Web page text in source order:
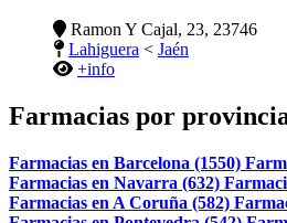
Ramon Y Cajal, 23, 23746
Lahiguera < Jaén
+info
Farmacias por
Farmacias en Barcelona (1550)
Farmacias en Navarra (632)
Farmacias en A Coruña (582)